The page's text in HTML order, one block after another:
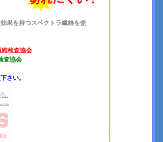
果を持つスペクトラ繊維を使
検査協会
査協会
さい。